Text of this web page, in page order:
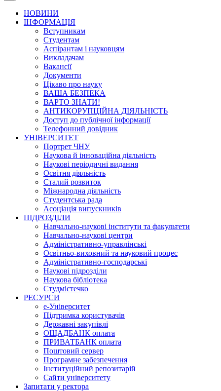
НОВИНИ
ІНФОРМАЦІЯ
Вступникам
Студентам
Аспірантам і науковцям
Викладачам
Вакансії
Документи
Цікаво про науку
ВАША БЕЗПЕКА
ВАРТО ЗНАТИ!
АНТИКОРУПЦІЙНА ДІЯЛЬНІСТЬ
Доступ до публічної інформації
Телефонний довідник
УНІВЕРСИТЕТ
Портрет ЧНУ
Наукова й інноваційна діяльність
Наукові періодичні видання
Освітня діяльність
Сталий розвиток
Міжнародна діяльність
Студентська рада
Асоціація випускників
ПІДРОЗДІЛИ
Навчально-наукові інститути та факультети
Навчально-наукові центри
Адміністративно-управлінські
Освітньо-виховний та науковий процес
Адміністративно-господарські
Наукові підрозділи
Наукова бібліотека
Студмістечко
РЕСУРСИ
е-Університет
Підтримка користувачів
Державні закупівлі
ОЩАДБАНК оплата
ПРИВАТБАНК оплата
Поштовий сервер
Програмне забезпечення
Інституційний репозитарій
Сайти університету
Запитати у ректора